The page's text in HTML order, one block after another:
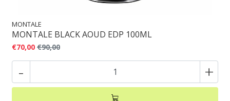
MONTALE
MONTALE BLACK AOUD EDP 100ML
€70,00 €90,00
- +